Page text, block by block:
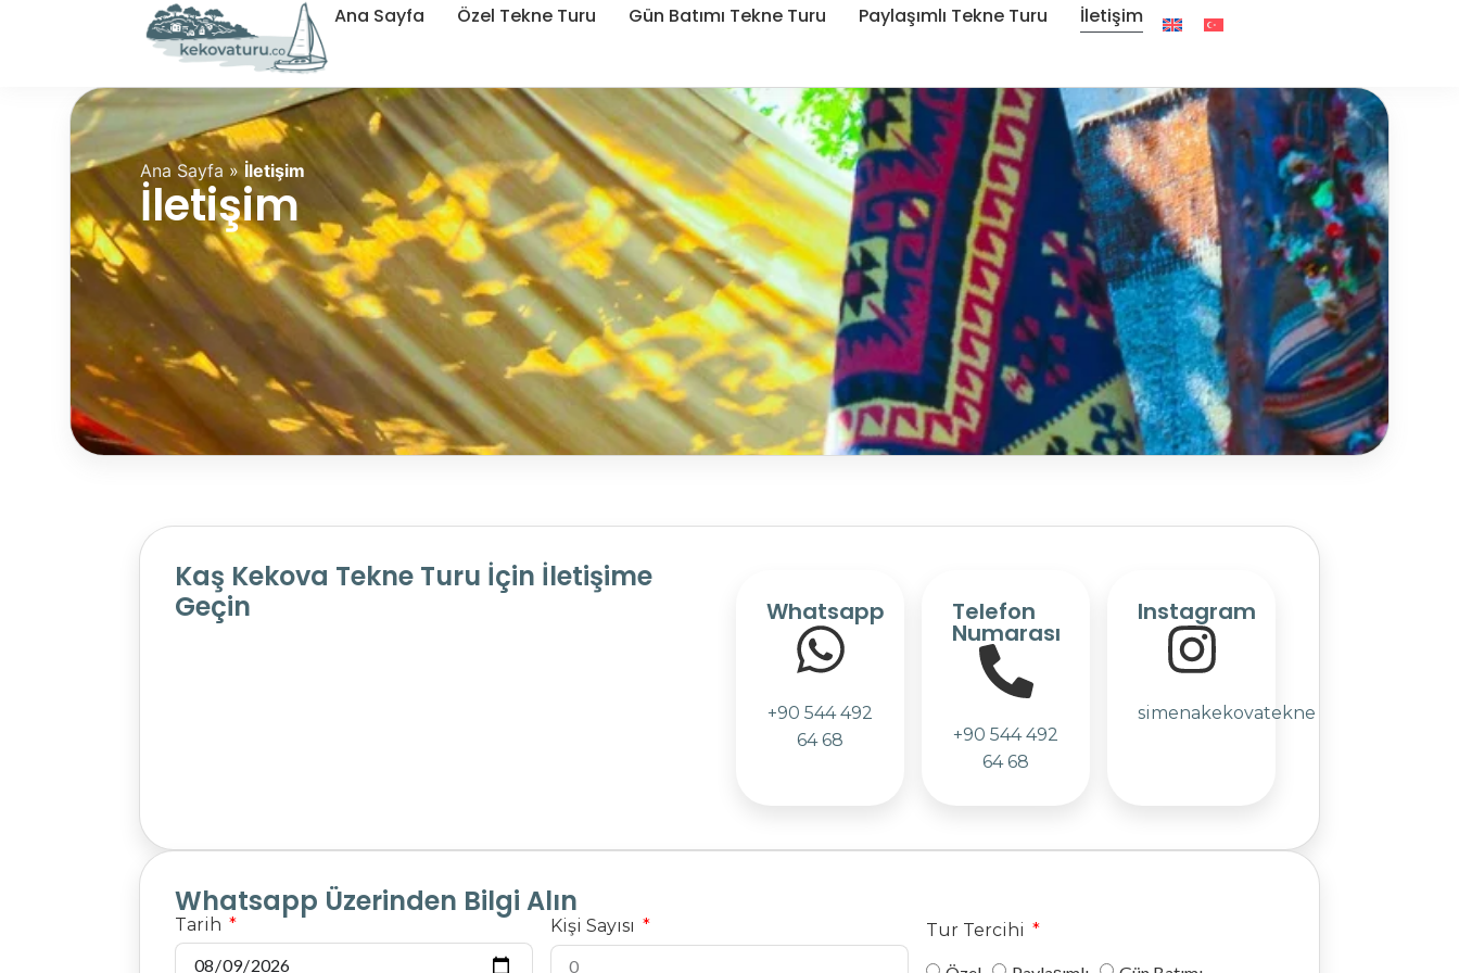
Ana Sayfa Özel Tekne Turu Gün Batımı Tekne Turu Paylaşımlı Tekne Turu İletişim
Ana Sayfa » İletişim
İletişim
Kaş Kekova Tekne Turu İçin İletişime
Geçin
Whatsapp
+90 544 492
64 68
Telefon
Numarası
+90 544 492
64 68
Instagram
simenakekovatekne
Whatsapp Üzerinden Bilgi Alın
Tarih Kişi Sayısı Tur Tercihi